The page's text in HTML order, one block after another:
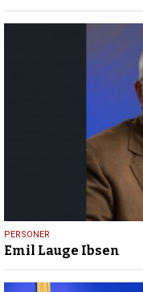
2025
5.
november
2025
PERSONER
Emil Lauge Ibsen